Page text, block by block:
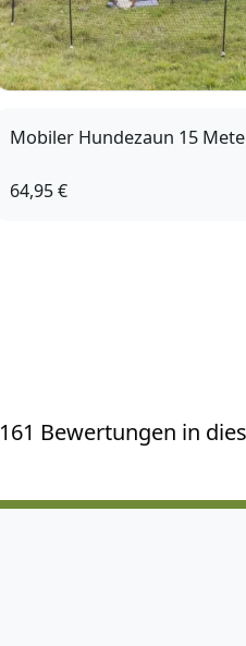
Mobiler Hundezaun 15
64,95 €
161 Bewertungen in